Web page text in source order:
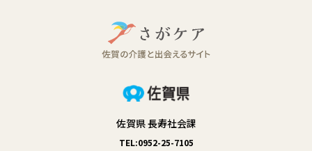
佐賀県 長寿社会課
TEL:0952-25-7105